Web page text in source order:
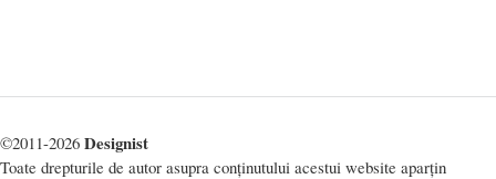
©2011-2026 Designist
Toate drepturile de autor asupra conținutului acestui website aparțin